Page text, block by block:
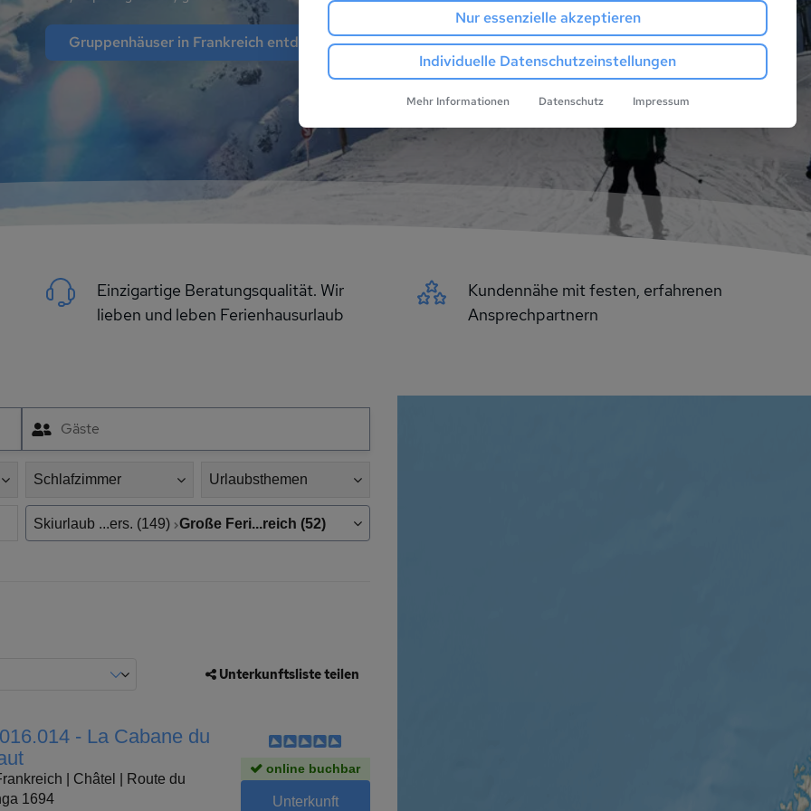
Gruppenhäuser in Frankreich entdecken
Einzigartige Beratungsqualität. Wir
lieben und leben Ferienhausurlaub
Kundennähe mit festen, erfahrenen
Ansprechpartnern
Gäste
Schlafzimmer Urlaubsthemen
Region,
Skiurlaub ...ers. (149) Große Feri...reich (52)
Unterkunftsliste teilen
- La Cabane du
| Châtel | Route du
1694
online buchbar
Unterkunft
Nur essenzielle akzeptieren
Individuelle Datenschutzeinstellungen
Mehr Informationen Datenschutz Impressum